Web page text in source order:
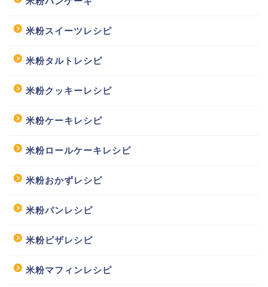
米粉スイーツレシピ
米粉タルトレシピ
米粉クッキーレシピ
米粉ケーキレシピ
米粉ロールケーキレシピ
米粉おかずレシピ
米粉パンレシピ
米粉ピザレシピ
米粉マフィンレシピ